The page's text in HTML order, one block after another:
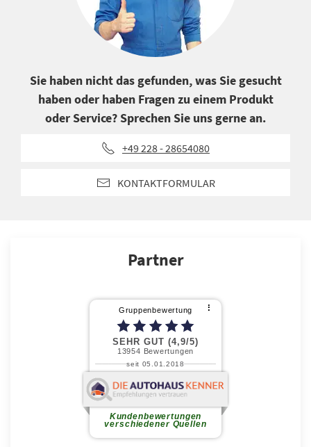
Sie haben nicht das gefunden, was Sie gesucht
haben oder haben Fragen zu einem Produkt
oder Service? Sprechen Sie uns gerne an.
+49 228 - 28654080
KONTAKTFORMULAR
Partner